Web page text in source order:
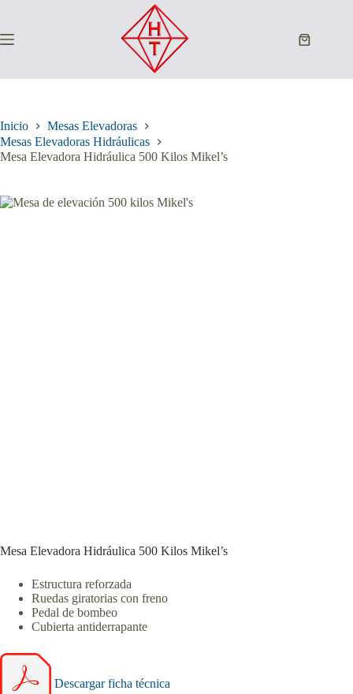
contenido
Carro
Inicio
Mesas Elevadoras
Mesas Elevadoras Hidráulicas
Mesa Elevadora Hidráulica 500 Kilos Mikel’s
Mesa Elevadora Hidráulica 500 Kilos Mikel’s
Estructura reforzada
Ruedas giratorias con freno
Pedal de bombeo
Cubierta antiderrapante
Descargar ficha técnica